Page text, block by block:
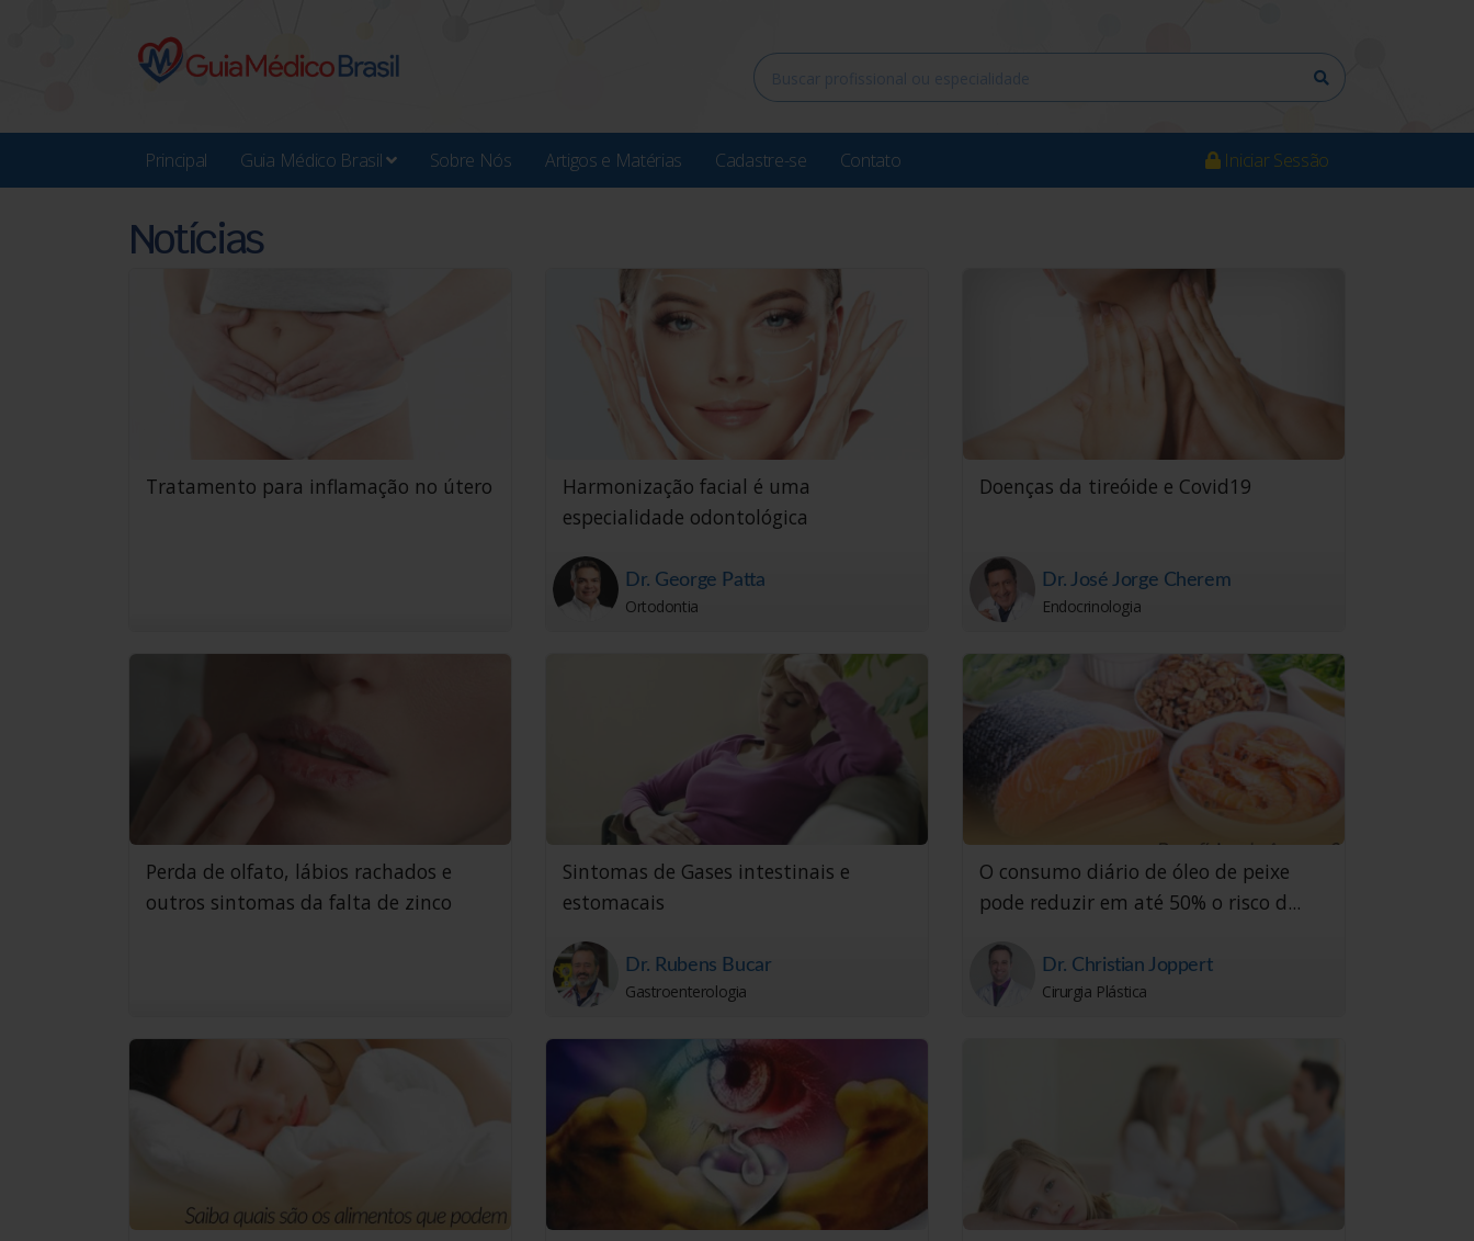
Principal Guia Médico Brasil Sobre Nós Artigos e Matérias Cadastre-se Contato Iniciar Sessão
Notícias
Tratamento para inflamação no útero
Harmonização facial é uma
especialidade odontológica
Dr. George Patta
Ortodontia
Doenças da tireóide e Covid19
Dr. José Jorge Cherem
Endocrinologia
Perda de olfato, lábios rachados e
outros sintomas da falta de zinco
Sintomas de Gases intestinais e
estomacais
Dr. Rubens Bucar
Gastroenterologia
O consumo diário de óleo de peixe
pode reduzir em até 50% o risco d...
Dr. Christian Joppert
Cirurgia Plástica